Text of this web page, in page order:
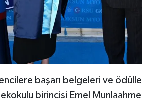
başarı belgeleri ve
birincisi Emel